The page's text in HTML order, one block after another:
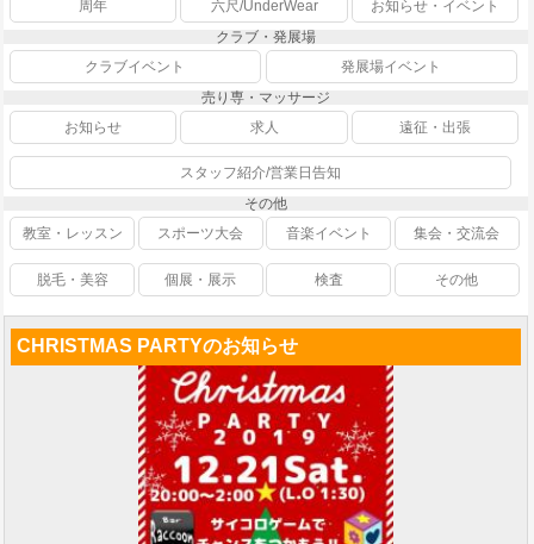
周年
六尺/UnderWear
お知らせ・イベント
クラブ・発展場
クラブイベント
発展場イベント
売り専・マッサージ
お知らせ
求人 遠征・出張
スタッフ紹介/営業日告知
その他
教室・レッスン
スポーツ大会 音楽イベント 集会・交流会
脱毛・美容 個展・展示 検査 その他
CHRISTMAS PARTYのお知らせ